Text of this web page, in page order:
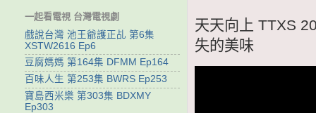
天天向上 TTXS
失的美味
一起看電視 台灣電視劇
戲說台灣 池王爺護正乩 第6集
XSTW2616 Ep6
豆腐媽媽 第164集 DFMM Ep164
百味人生 第253集 BWRS Ep253
寶島西米樂 第303集 BDXMY
Ep303